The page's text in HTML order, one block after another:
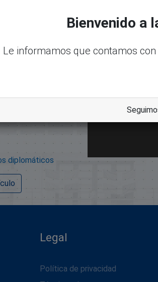
artículo
handle
diplomáticos
Legal
Política de privacidad
Bienvenido a
Le informamos que contamos